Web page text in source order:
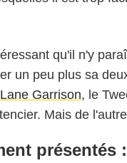
qu'il n'y
un peu plus sa
Lane Garrison, le
Mais de
présentés :